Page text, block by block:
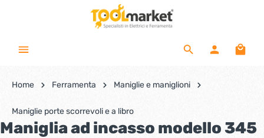
Home Ferramenta Maniglie e maniglioni
Maniglie porte scorrevoli e a libro
Maniglia ad incasso modello 345